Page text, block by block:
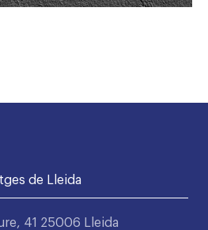
de Lleida
41 25006 Lleida